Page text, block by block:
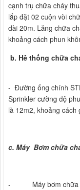
cạnh trụ chữa cháy
lắp đặt 02 cuộn vòi
dài 20m. Lăng chữa
khoảng cách phun
b. Hê thống chữa
- Đường ống chính
Sprinkler cường độ
là 12m2, khoảng cách
c. Máy Bơm chữa
- Máy bơm chữa